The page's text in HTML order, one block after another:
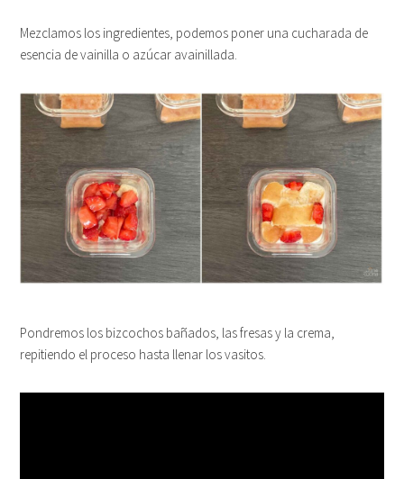
Mezclamos los ingredientes, podemos poner una cucharada de
esencia de vainilla o azúcar avainillada.
Pondremos los bizcochos bañados, las fresas y la crema,
repitiendo el proceso hasta llenar los vasitos.